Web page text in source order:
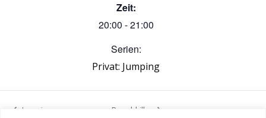
Zeit:
20:00 - 21:00
Serien:
Privat: Jumping
Jumping Bauchkiller